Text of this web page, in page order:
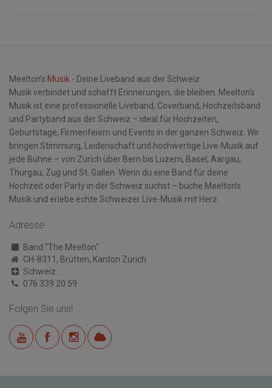
Meelton's Musik - Deine Liveband aus der Schweiz.
Musik verbindet und schafft Erinnerungen, die bleiben. Meelton’s
Musik ist eine professionelle Liveband, Coverband, Hochzeitsband
und Partyband aus der Schweiz – ideal für Hochzeiten,
Geburtstage, Firmenfeiern und Events in der ganzen Schweiz. Wir
bringen Stimmung, Leidenschaft und hochwertige Live-Musik auf
jede Bühne – von Zürich über Bern bis Luzern, Basel, Aargau,
Thurgau, Zug und St. Gallen. Wenn du eine Band für deine
Hochzeit oder Party in der Schweiz suchst – buche Meelton’s
Musik und erlebe echte Schweizer Live-Musik mit Herz.
Adresse
Band "The Meelton"
CH-8311, Brütten, Kanton Zürich
Schweiz
076 339 20 59
Folgen Sie uns!